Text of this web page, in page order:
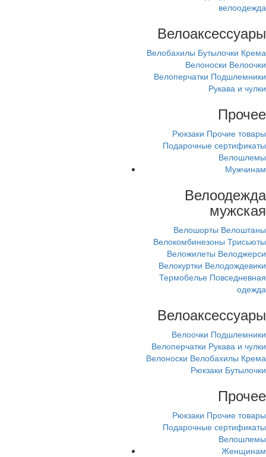
велоодежда
Велоаксессуары
Велобахилы Бутылочки Крема
Велоноски Велоочки
Велоперчатки Подшлемники
Рукава и чулки
Прочее
Рюкзаки Прочие товары
Подарочные сертификаты
Велошлемы
Мужчинам
Велоодежда
мужская
Велошорты Велоштаны
Велокомбинезоны Трисьюты
Веложилеты Велоджерси
Велокуртки Велодождевики
Термобелье Повседневная
одежда
Велоаксессуары
Велоочки Подшлемники
Велоперчатки Рукава и чулки
Велоноски Велобахилы Крема
Рюкзаки Бутылочки
Прочее
Рюкзаки Прочие товары
Подарочные сертификаты
Велошлемы
Женщинам